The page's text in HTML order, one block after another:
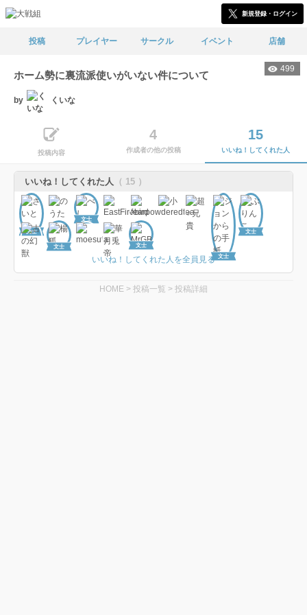
新規登録・ログイン
投稿 プレイヤー サークル イベント 店舗
499
ホーム勢に裏流派使いがいない件について
by くいな
投稿内容
4
作成者の他の投稿
15
いいね！してくれた人
いいね！してくれた人 （ 15 ）
文士
文士
文士
文士
文士 文士
いいね！してくれた人を全員見る
HOME > 投稿一覧 > 投稿詳細